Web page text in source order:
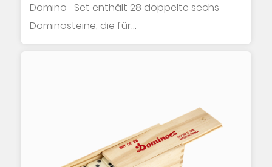
Domino -Set enthält 28 doppelte sechs
Dominosteine, die für
Familienversammlungen, Freizei...